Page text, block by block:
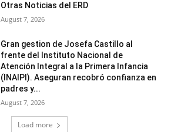
Otras Noticias del ERD
August 7, 2026
Gran gestion de Josefa Castillo al
frente del Instituto Nacional de
Atención Integral a la Primera Infancia
(INAIPI). Aseguran recobró confianza en
padres y...
August 7, 2026
Load more